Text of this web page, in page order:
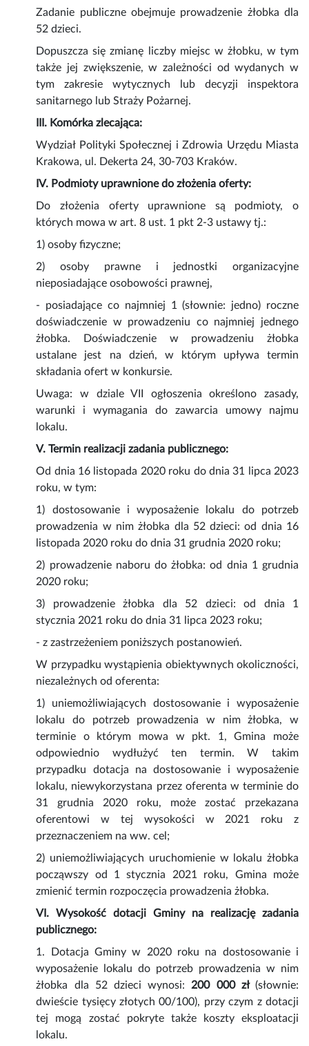
Zadanie publiczne obejmuje prowadzenie żłobka dla
52 dzieci.
Dopuszcza się zmianę liczby miejsc w żłobku, w tym
także jej zwiększenie, w zależności od wydanych w
tym zakresie wytycznych lub decyzji inspektora
sanitarnego lub Straży Pożarnej.
III. Komórka zlecająca:
Wydział Polityki Społecznej i Zdrowia Urzędu Miasta
Krakowa, ul. Dekerta 24, 30-703 Kraków.
IV. Podmioty uprawnione do złożenia oferty:
Do złożenia oferty uprawnione są podmioty, o
których mowa w art. 8 ust. 1 pkt 2-3 ustawy tj.:
1) osoby fizyczne;
2) osoby prawne i jednostki organizacyjne
nieposiadające osobowości prawnej,
- posiadające co najmniej 1 (słownie: jedno) roczne
doświadczenie w prowadzeniu co najmniej jednego
żłobka. Doświadczenie w prowadzeniu żłobka
ustalane jest na dzień, w którym upływa termin
składania ofert w konkursie.
Uwaga: w dziale VII ogłoszenia określono zasady,
warunki i wymagania do zawarcia umowy najmu
lokalu.
V. Termin realizacji zadania publicznego:
Od dnia 16 listopada 2020 roku do dnia 31 lipca 2023
roku, w tym:
1) dostosowanie i wyposażenie lokalu do potrzeb
prowadzenia w nim żłobka dla 52 dzieci: od dnia 16
listopada 2020 roku do dnia 31 grudnia 2020 roku;
2) prowadzenie naboru do żłobka: od dnia 1 grudnia
2020 roku;
3) prowadzenie żłobka dla 52 dzieci: od dnia 1
stycznia 2021 roku do dnia 31 lipca 2023 roku;
- z zastrzeżeniem poniższych postanowień.
W przypadku wystąpienia obiektywnych okoliczności,
niezależnych od oferenta:
1) uniemożliwiających dostosowanie i wyposażenie
lokalu do potrzeb prowadzenia w nim żłobka, w
terminie o którym mowa w pkt. 1, Gmina może
odpowiednio wydłużyć ten termin. W takim
przypadku dotacja na dostosowanie i wyposażenie
lokalu, niewykorzystana przez oferenta w terminie do
31 grudnia 2020 roku, może zostać przekazana
oferentowi w tej wysokości w 2021 roku z
przeznaczeniem na ww. cel;
2) uniemożliwiających uruchomienie w lokalu żłobka
począwszy od 1 stycznia 2021 roku, Gmina może
zmienić termin rozpoczęcia prowadzenia żłobka.
VI. Wysokość dotacji Gminy na realizację zadania
publicznego:
1. Dotacja Gminy w 2020 roku na dostosowanie i
wyposażenie lokalu do potrzeb prowadzenia w nim
żłobka dla 52 dzieci wynosi: 200 000 zł (słownie:
dwieście tysięcy złotych 00/100), przy czym z dotacji
tej mogą zostać pokryte także koszty eksploatacji
lokalu.